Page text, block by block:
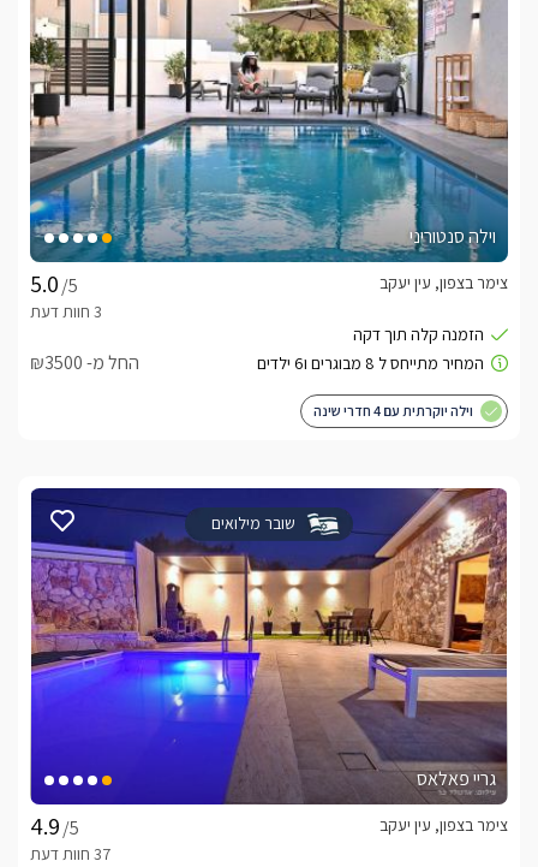
וילה סנטוריני
/5
צימר בצפון, עין יעקב
החל מ- ₪3500
וילה יוקרתית עם 4 חדרי שינה
שובר מילואים
גריי פאלאס
/5
צימר בצפון, עין יעקב